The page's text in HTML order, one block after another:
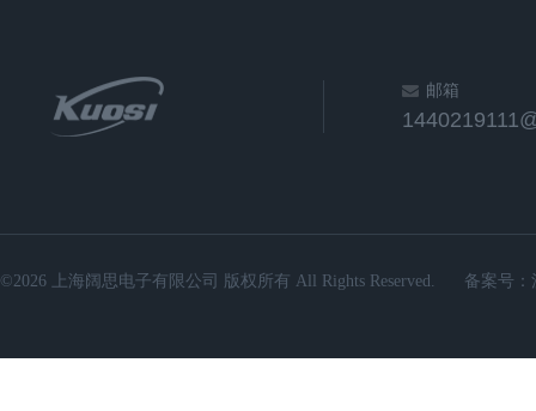
邮箱
©2026 上海阔思电子有限公司 版权所有 All Rights Reserved. 备案号：